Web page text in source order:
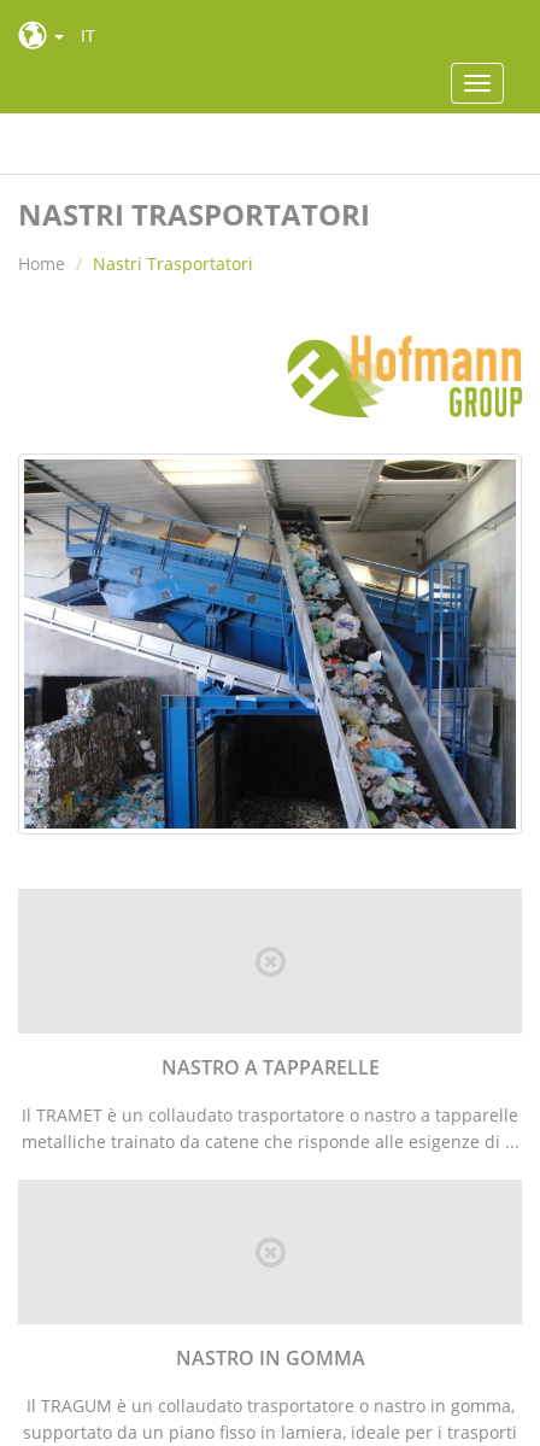
IT
Toggle
NASTRI TRASPORTATORI
Home Nastri Trasportatori
NASTRO A TAPPARELLE
Il TRAMET è un collaudato trasportatore o nastro a tapparelle
metalliche trainato da catene che risponde alle esigenze di ...
NASTRO IN GOMMA
Il TRAGUM è un collaudato trasportatore o nastro in gomma,
supportato da un piano fisso in lamiera, ideale per i trasporti